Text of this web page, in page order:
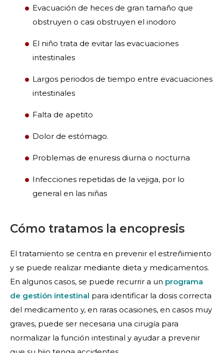
Evacuación de heces de gran tamaño que
obstruyen o casi obstruyen el inodoro
El niño trata de evitar las evacuaciones
intestinales
Largos periodos de tiempo entre evacuaciones
intestinales
Falta de apetito
Dolor de estómago.
Problemas de enuresis diurna o nocturna
Infecciones repetidas de la vejiga, por lo
general en las niñas
Cómo tratamos la encopresis
El tratamiento se centra en prevenir el estreñimiento
y se puede realizar mediante dieta y medicamentos.
En algunos casos, se puede recurrir a un programa
de gestión intestinal para identificar la dosis correcta
del medicamento y, en raras ocasiones, en casos muy
graves, puede ser necesaria una cirugía para
normalizar la función intestinal y ayudar a prevenir